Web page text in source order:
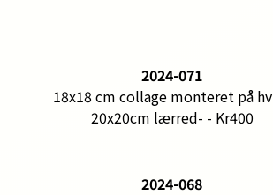
2024-071
18x18 cm collage monteret på
20x20cm lærred- - Kr400
2024-068